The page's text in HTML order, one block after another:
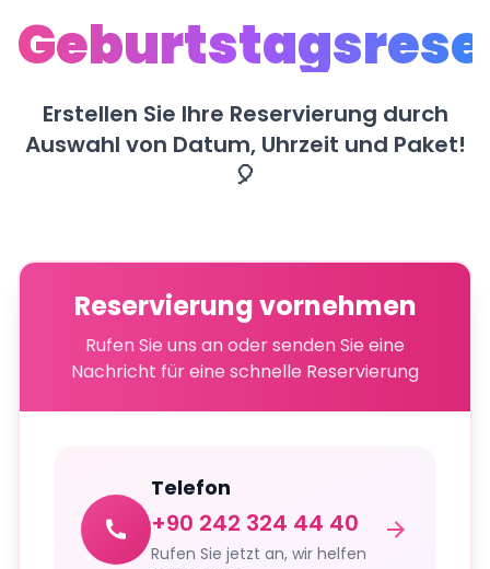
Erstellen Sie Ihre Reservierung durch
Auswahl von Datum, Uhrzeit und Paket!
🎈
Reservierung vornehmen
Rufen Sie uns an oder senden Sie eine
Nachricht für eine schnelle Reservierung
Telefon
+90 242 324 44 40
Rufen Sie jetzt an, wir helfen